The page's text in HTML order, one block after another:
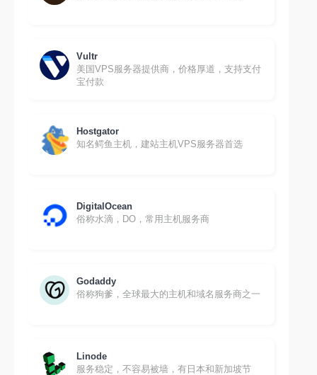
Vultr
美国VPS服务器提供商，价格厚道，支持支付
宝付款
Hostgator
知名鳄鱼主机，建站主机VPS服务器首选
DigitalOcean
俗称水滴，DO，常用主机服务商
Godaddy
俗称狗爹，全球最大的主机和域名服务商之一
Linode
服务稳定，不容易被墙，有日本和新加坡节